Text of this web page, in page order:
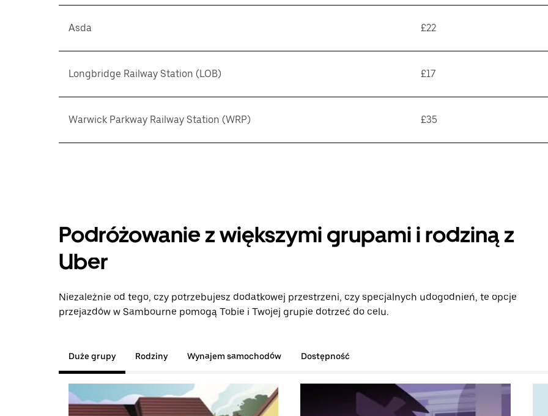
Asda £22
Longbridge Railway Station (LOB) £17
Warwick Parkway Railway Station (WRP) £35
Podróżowanie z większymi grupami i rodziną z
Uber
Niezależnie od tego, czy potrzebujesz dodatkowej przestrzeni, czy specjalnych udogodnień, te opcje
przejazdów w Sambourne pomogą Tobie i Twojej grupie dotrzeć do celu.
Duże grupy Rodziny Wynajem samochodów Dostępność